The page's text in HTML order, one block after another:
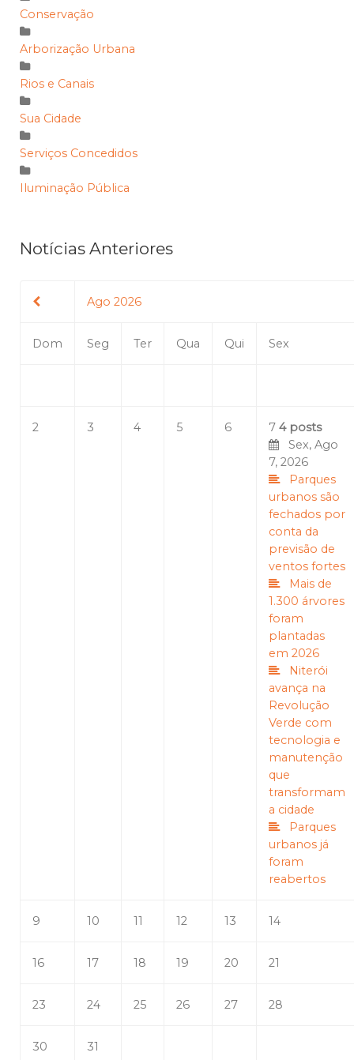
Conservação
Arborização Urbana
Rios e Canais
Sua Cidade
Serviços Concedidos
Iluminação Pública
Notícias Anteriores
Ago 2026
Dom Seg Ter Qua Qui Sex
2 3 4 5 6 7 4 posts
Sex, Ago
7, 2026
Parques
urbanos são
fechados por
conta da
previsão de
ventos fortes
Mais de
1.300 árvores
foram
plantadas
em 2026
Niterói
avança na
Revolução
Verde com
tecnologia e
manutenção
que
transformam
a cidade
Parques
urbanos já
foram
reabertos
9 10 11 12 13 14
16 17 18 19 20 21
23 24 25 26 27 28
30 31